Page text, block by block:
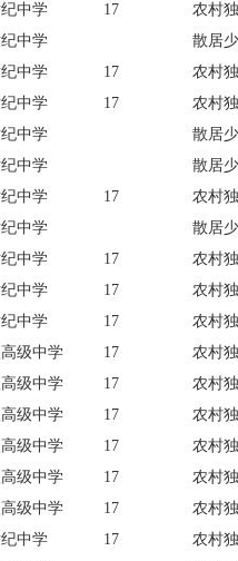
中学 17 农村
中学 散居
中学 17 农村
中学 17 农村
中学 散居
中学 散居
中学 17 农村
中学 散居
中学 17 农村
中学 17 农村
中学 17 农村
级中学 17 农村
级中学 17 农村
级中学 17 农村
级中学 17 农村
级中学 17 农村
级中学 17 农村
中学 17 农村